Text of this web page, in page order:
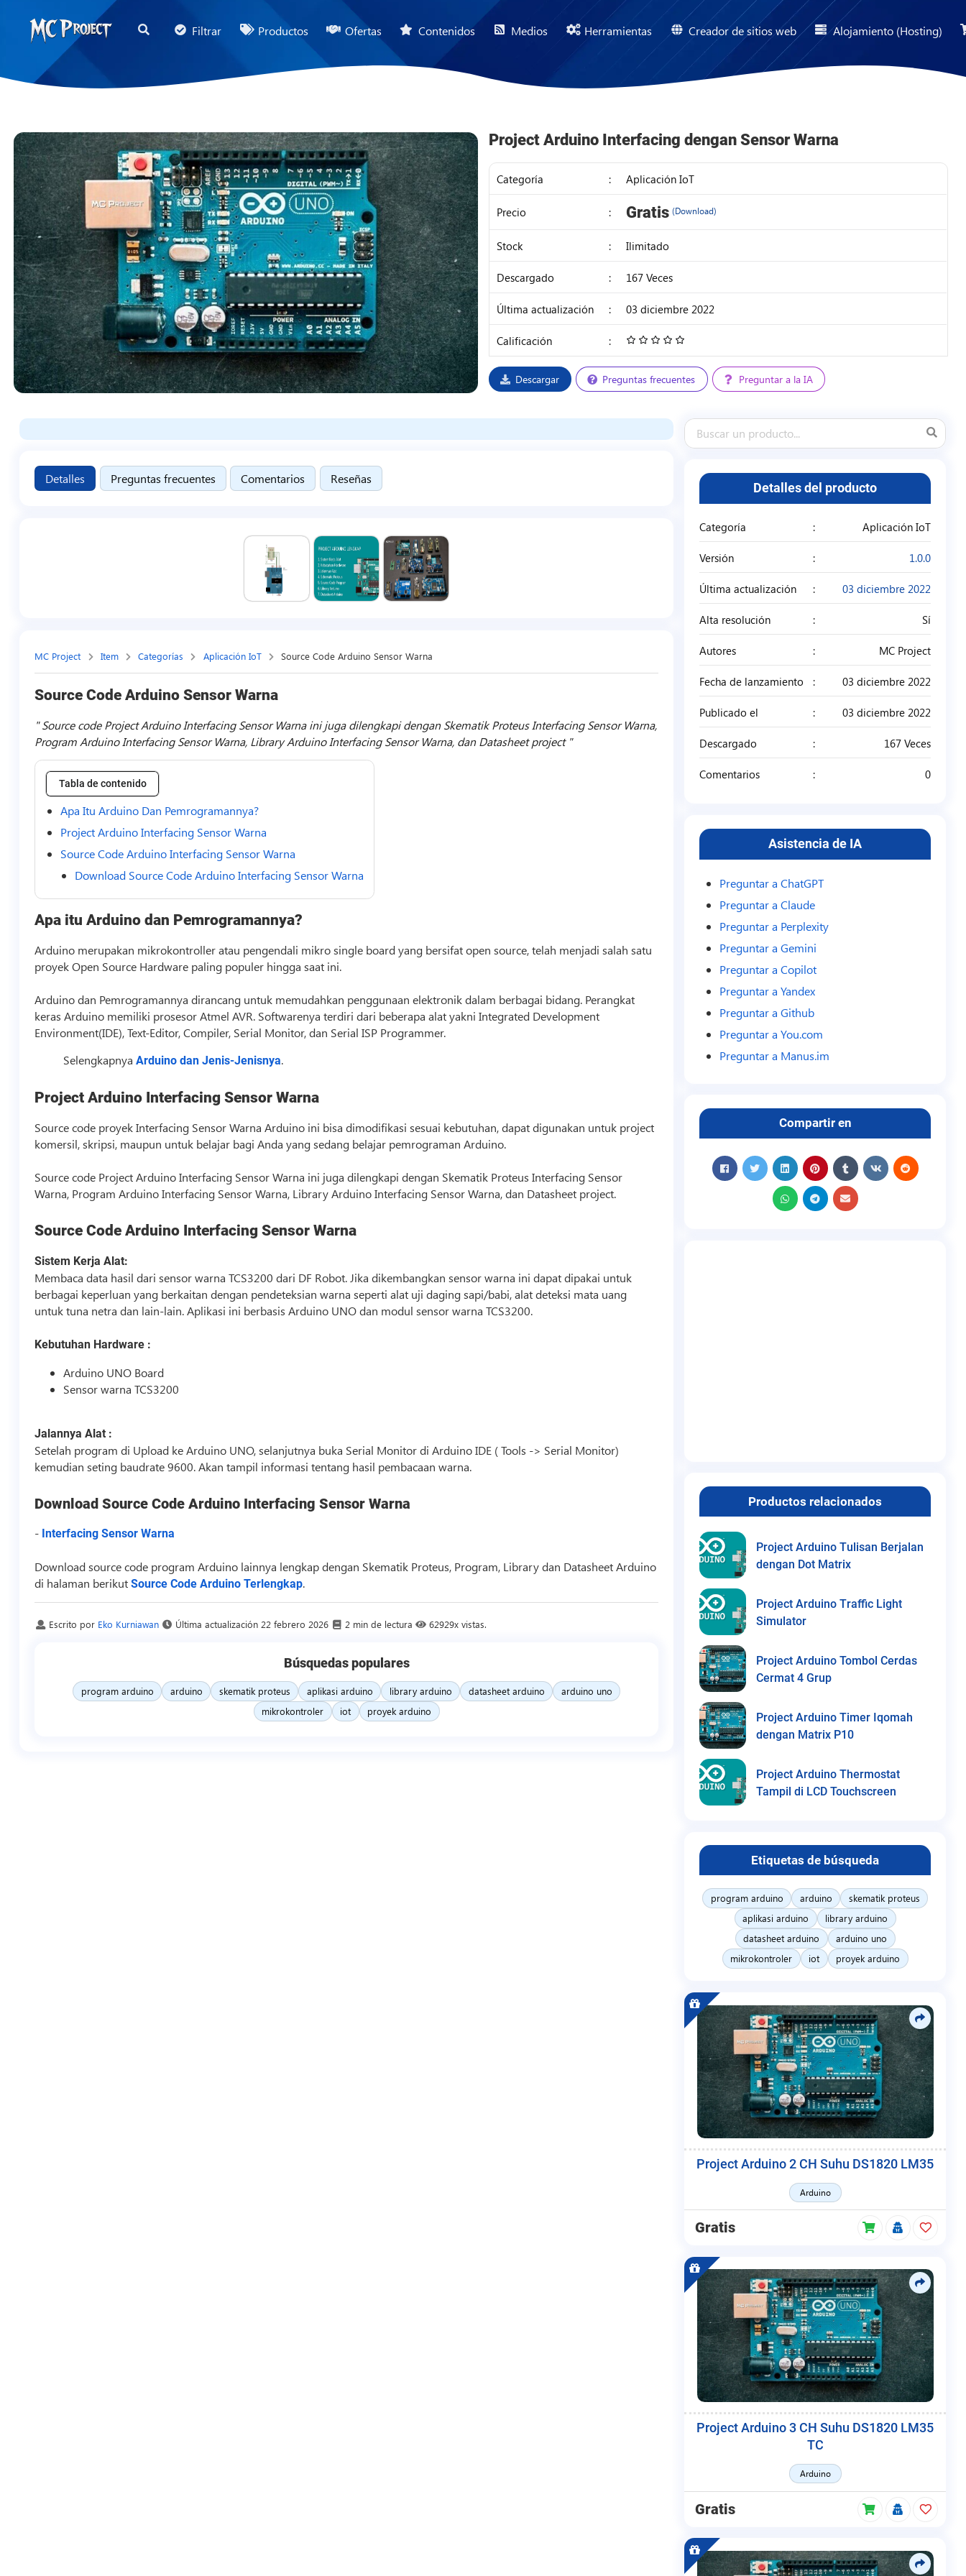
Filtrar Productos Ofertas Contenidos Medios Herramientas Creador de sitios web Alojamiento (Hosting)
Project Arduino Interfacing dengan Sensor Warna
Categoría : Aplicación IoT
Precio :
IDR
Gratis (Download)
Stock : Ilimitado
Descargado : 167 Veces
Última actualización : 03 diciembre 2022
Calificación :
/
5
Descargar Preguntas frecuentes Preguntar a la IA
Detalles Preguntas frecuentes Comentarios Reseñas
MC Project Item Categorías Aplicación IoT Source Code Arduino Sensor Warna
Source Code Arduino Sensor Warna
Source code Project Arduino Interfacing Sensor Warna ini juga dilengkapi dengan Skematik Proteus Interfacing Sensor Warna,
Program Arduino Interfacing Sensor Warna, Library Arduino Interfacing Sensor Warna, dan Datasheet project
Tabla de contenido
Apa Itu Arduino Dan Pemrogramannya?
Project Arduino Interfacing Sensor Warna
Source Code Arduino Interfacing Sensor Warna
Download Source Code Arduino Interfacing Sensor Warna
Apa itu Arduino dan Pemrogramannya?
Arduino merupakan mikrokontroller atau pengendali mikro single board yang bersifat open source, telah menjadi salah satu
proyek Open Source Hardware paling populer hingga saat ini.
Arduino dan Pemrogramannya dirancang untuk memudahkan penggunaan elektronik dalam berbagai bidang. Perangkat
keras Arduino memiliki prosesor Atmel AVR. Softwarenya terdiri dari beberapa alat yakni Integrated Development
Environment(IDE), Text-Editor, Compiler, Serial Monitor, dan Serial ISP Programmer.
SelengkapnyaArduino dan Jenis-Jenisnya.
Project Arduino Interfacing Sensor Warna
Source code proyek Interfacing Sensor Warna Arduino ini bisa dimodifikasi sesuai kebutuhan, dapat digunakan untuk project
komersil, skripsi, maupun untuk belajar bagi Anda yang sedang belajar pemrograman Arduino.
Source code Project Arduino Interfacing Sensor Warna ini juga dilengkapi dengan Skematik Proteus Interfacing Sensor
Warna, Program Arduino Interfacing Sensor Warna, Library Arduino Interfacing Sensor Warna, dan Datasheet project.
Source Code Arduino Interfacing Sensor Warna
Sistem Kerja Alat:
Membaca data hasil dari sensor warna TCS3200 dari DF Robot. Jika dikembangkan sensor warna ini dapat dipakai untuk
berbagai keperluan yang berkaitan dengan pendeteksian warna seperti alat uji daging sapi/babi, alat deteksi mata uang
untuk tuna netra dan lain-lain. Aplikasi ini berbasis Arduino UNO dan modul sensor warna TCS3200.
Kebutuhan Hardware :
Arduino UNO Board
Sensor warna TCS3200
Jalannya Alat :
Setelah program di Upload ke Arduino UNO, selanjutnya buka Serial Monitor di Arduino IDE ( Tools -> Serial Monitor)
kemudian seting baudrate 9600. Akan tampil informasi tentang hasil pembacaan warna.
DownloadSource Code Arduino Interfacing Sensor Warna
- Interfacing Sensor Warna
Downloadsource code program Arduino lainnya lengkap dengan Skematik Proteus, Program, Library dan Datasheet Arduino
di halaman berikutSource Code Arduino Terlengkap.
Escrito por Eko Kurniawan Última actualización 22 febrero 2026 2 min de lectura 62929x vistas.
Búsquedas populares
program arduino arduino skematik proteus aplikasi arduino library arduino datasheet arduino
arduino uno
mikrokontroler
iot proyek arduino
Detalles del producto
Categoría Aplicación IoT
Versión 1.0.0
Última actualización 03 diciembre 2022
Alta resolución Sí
Autores MC Project
Fecha de lanzamiento 03 diciembre 2022
Publicado el 03 diciembre 2022
Descargado 167 Veces
Comentarios 0
Asistencia de IA
Preguntar a ChatGPT
Preguntar a Claude
Preguntar a Perplexity
Preguntar a Gemini
Preguntar a Copilot
Preguntar a Yandex
Preguntar a Github
Preguntar a You.com
Preguntar a Manus.im
Compartir en
Productos relacionados
Project Arduino Tulisan Berjalan
dengan Dot Matrix
Project Arduino Traffic Light
Simulator
Project Arduino Tombol Cerdas
Cermat 4 Grup
Project Arduino Timer Iqomah
dengan Matrix P10
Project Arduino Thermostat
Tampil di LCD Touchscreen
Etiquetas de búsqueda
program arduino arduino
skematik proteus
aplikasi arduino
library arduino
datasheet arduino
arduino uno
mikrokontroler
iot proyek arduino
Project Arduino 2 CH Suhu DS1820 LM35
Arduino
Gratis
Project Arduino 3 CH Suhu DS1820 LM35
TC
Arduino
Gratis
Project
Store
de
Productos
Digitales
Servicios
Freelance